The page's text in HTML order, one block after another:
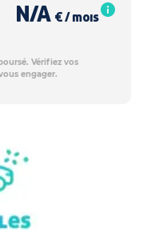
N/A € / mois
Vérifiez vos
engager.